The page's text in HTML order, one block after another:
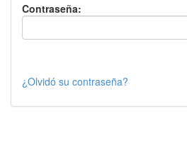
Contraseña:
¿Olvidó su contraseña?